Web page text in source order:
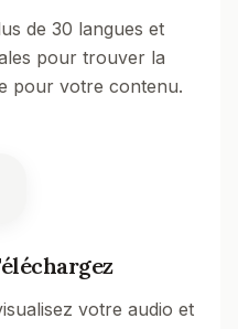
de 30 langues et
pour trouver la
pour votre contenu.
votre audio et